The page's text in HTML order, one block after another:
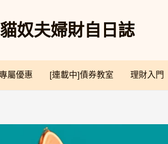
奴夫婦財自日誌
屬優惠 [連載中]債券教室 理財入門